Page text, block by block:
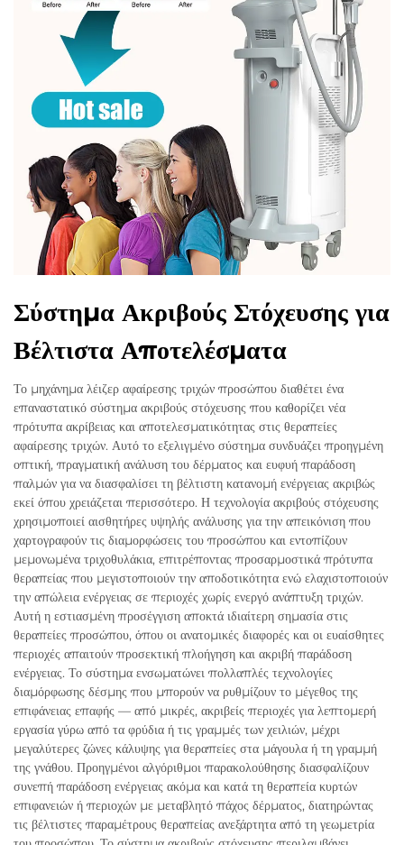
Σύστημα Ακριβούς Στόχευσης για
Βέλτιστα Αποτελέσματα
Το μηχάνημα λέιζερ αφαίρεσης τριχών προσώπου διαθέτει ένα
επαναστατικό σύστημα ακριβούς στόχευσης που καθορίζει νέα
πρότυπα ακρίβειας και αποτελεσματικότητας στις θεραπείες
αφαίρεσης τριχών. Αυτό το εξελιγμένο σύστημα συνδυάζει προηγμένη
οπτική, πραγματική ανάλυση του δέρματος και ευφυή παράδοση
παλμών για να διασφαλίσει τη βέλτιστη κατανομή ενέργειας ακριβώς
εκεί όπου χρειάζεται περισσότερο. Η τεχνολογία ακριβούς στόχευσης
χρησιμοποιεί αισθητήρες υψηλής ανάλυσης για την απεικόνιση που
χαρτογραφούν τις διαμορφώσεις του προσώπου και εντοπίζουν
μεμονωμένα τριχοθυλάκια, επιτρέποντας προσαρμοστικά πρότυπα
θεραπείας που μεγιστοποιούν την αποδοτικότητα ενώ ελαχιστοποιούν
την απώλεια ενέργειας σε περιοχές χωρίς ενεργό ανάπτυξη τριχών.
Αυτή η εστιασμένη προσέγγιση αποκτά ιδιαίτερη σημασία στις
θεραπείες προσώπου, όπου οι ανατομικές διαφορές και οι ευαίσθητες
περιοχές απαιτούν προσεκτική πλοήγηση και ακριβή παράδοση
ενέργειας. Το σύστημα ενσωματώνει πολλαπλές τεχνολογίες
διαμόρφωσης δέσμης που μπορούν να ρυθμίζουν το μέγεθος της
επιφάνειας επαφής — από μικρές, ακριβείς περιοχές για λεπτομερή
εργασία γύρω από τα φρύδια ή τις γραμμές των χειλιών, μέχρι
μεγαλύτερες ζώνες κάλυψης για θεραπείες στα μάγουλα ή τη γραμμή
της γνάθου. Προηγμένοι αλγόριθμοι παρακολούθησης διασφαλίζουν
συνεπή παράδοση ενέργειας ακόμα και κατά τη θεραπεία κυρτών
επιφανειών ή περιοχών με μεταβλητό πάχος δέρματος, διατηρώντας
τις βέλτιστες παραμέτρους θεραπείας ανεξάρτητα από τη γεωμετρία